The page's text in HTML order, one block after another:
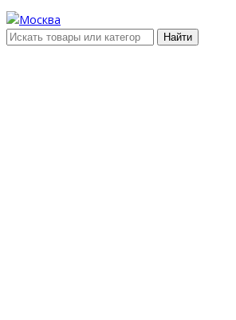
Найти